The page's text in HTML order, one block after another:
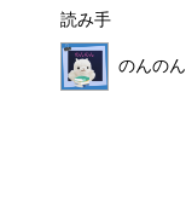
読み手
のんのん